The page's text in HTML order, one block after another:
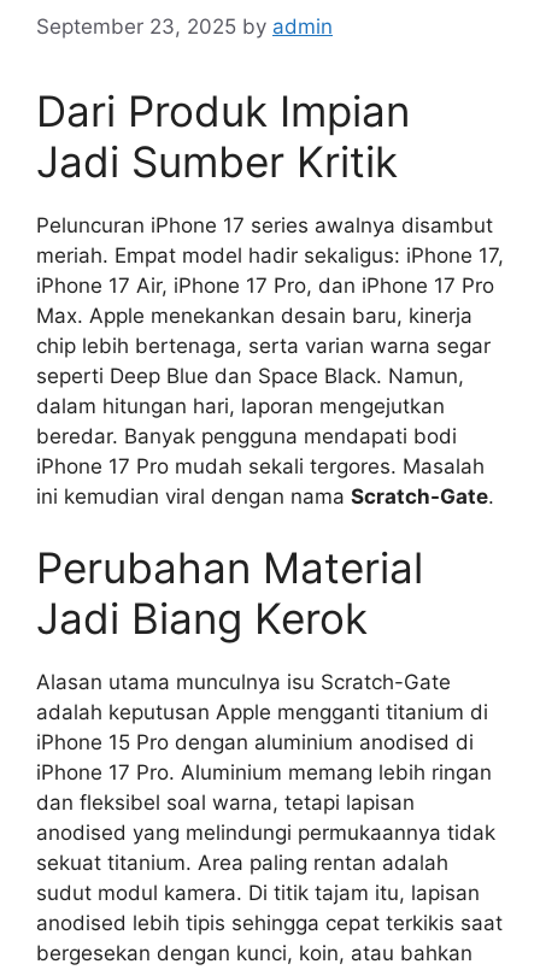
September 23, 2025 by admin
Dari Produk Impian
Jadi Sumber Kritik
Peluncuran iPhone 17 series awalnya disambut
meriah. Empat model hadir sekaligus: iPhone 17,
iPhone 17 Air, iPhone 17 Pro, dan iPhone 17 Pro
Max. Apple menekankan desain baru, kinerja
chip lebih bertenaga, serta varian warna segar
seperti Deep Blue dan Space Black. Namun,
dalam hitungan hari, laporan mengejutkan
beredar. Banyak pengguna mendapati bodi
iPhone 17 Pro mudah sekali tergores. Masalah
ini kemudian viral dengan nama Scratch-Gate.
Perubahan Material
Jadi Biang Kerok
Alasan utama munculnya isu Scratch-Gate
adalah keputusan Apple mengganti titanium di
iPhone 15 Pro dengan aluminium anodised di
iPhone 17 Pro. Aluminium memang lebih ringan
dan fleksibel soal warna, tetapi lapisan
anodised yang melindungi permukaannya tidak
sekuat titanium. Area paling rentan adalah
sudut modul kamera. Di titik tajam itu, lapisan
anodised lebih tipis sehingga cepat terkikis saat
bergesekan dengan kunci, koin, atau bahkan